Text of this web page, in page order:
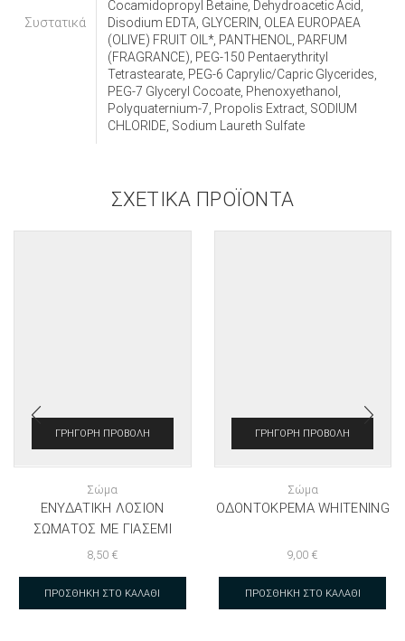
Συστατικά
Cocamidopropyl Betaine, Dehydroacetic Acid,
Disodium EDTA, GLYCERIN, OLEA EUROPAEA
(OLIVE) FRUIT OIL*, PANTHENOL, PARFUM
(FRAGRANCE), PEG-150 Pentaerythrityl
Tetrastearate, PEG-6 Caprylic/Capric Glycerides,
PEG-7 Glyceryl Cocoate, Phenoxyethanol,
Polyquaternium-7, Propolis Extract, SODIUM
CHLORIDE, Sodium Laureth Sulfate
ΣΧΕΤΙΚΆ ΠΡΟΪΌΝΤΑ
ΓΡΉΓΟΡΗ ΠΡΟΒΟΛΉ
Σώμα
ΕΝΥΔΑΤΙΚΉ ΛΟΣΙΌΝ
ΣΏΜΑΤΟΣ ΜΕ ΓΙΑΣΕΜΊ
8,50 €
ΠΡΟΣΘΉΚΗ ΣΤΟ ΚΑΛΆΘΙ
ΓΡΉΓΟΡΗ ΠΡΟΒΟΛΉ
Σώμα
ΟΔΟΝΤΌΚΡΕΜΑ WHITENING
9,00 €
ΠΡΟΣΘΉΚΗ ΣΤΟ ΚΑΛΆΘΙ